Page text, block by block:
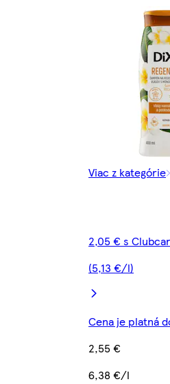
Viac z kategórie
2,05 € s
(5,13 €/l)
Cena je platná
2,55 €
6,38 €/l